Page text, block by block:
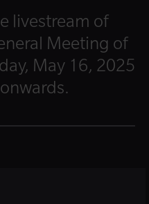
livestream of
Meeting of
May 16, 2025